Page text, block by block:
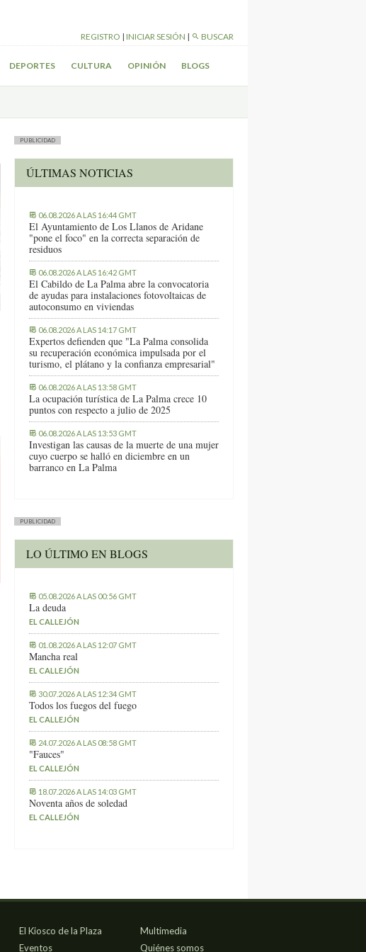
REGISTRO | INICIAR SESIÓN | BUSCAR
DEPORTES CULTURA OPINIÓN BLOGS
PUBLICIDAD
ÚLTIMAS NOTICIAS
06.08.2026 A LAS 16:44 GMT
El Ayuntamiento de Los Llanos de Aridane
"pone el foco" en la correcta separación de
residuos
06.08.2026 A LAS 16:42 GMT
El Cabildo de La Palma abre la convocatoria
de ayudas para instalaciones fotovoltaicas de
autoconsumo en viviendas
06.08.2026 A LAS 14:17 GMT
Expertos defienden que "La Palma consolida
su recuperación económica impulsada por el
turismo, el plátano y la confianza empresarial"
06.08.2026 A LAS 13:58 GMT
La ocupación turística de La Palma crece 10
puntos con respecto a julio de 2025
06.08.2026 A LAS 13:53 GMT
Investigan las causas de la muerte de una mujer
cuyo cuerpo se halló en diciembre en un
barranco en La Palma
PUBLICIDAD
LO ÚLTIMO EN BLOGS
05.08.2026 A LAS 00:56 GMT
La deuda
EL CALLEJÓN
01.08.2026 A LAS 12:07 GMT
Mancha real
EL CALLEJÓN
30.07.2026 A LAS 12:34 GMT
Todos los fuegos del fuego
EL CALLEJÓN
24.07.2026 A LAS 08:58 GMT
"Fauces"
EL CALLEJÓN
18.07.2026 A LAS 14:03 GMT
Noventa años de soledad
EL CALLEJÓN
El Kiosco de la Plaza
Eventos
Multimedia
Quiénes somos